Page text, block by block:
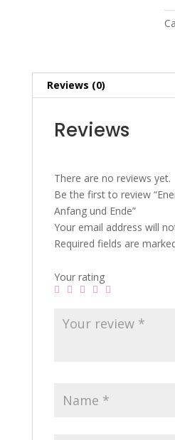
Reviews (0)
Reviews
There are no reviews yet.
Be the first to review
Anfang und Ende”
Your email address will
Required fields are
Your rating